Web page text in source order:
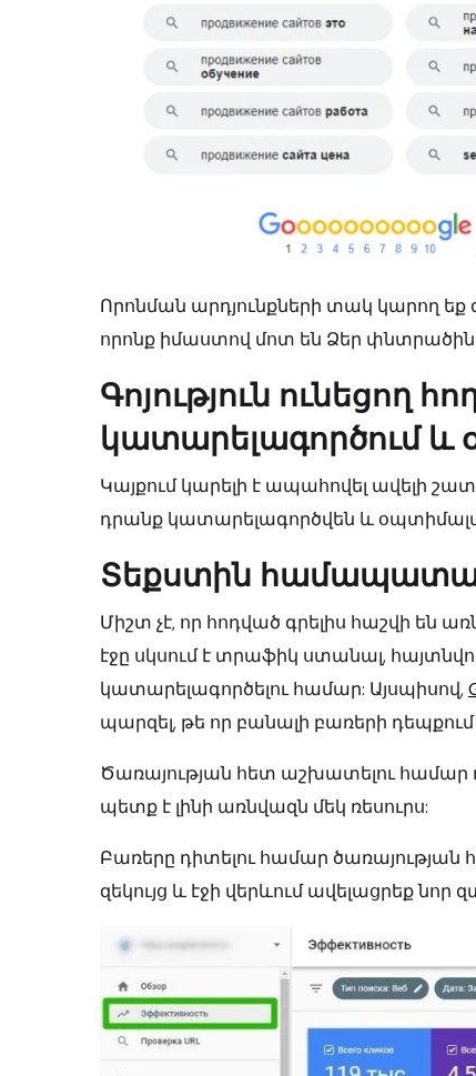
Որոնման արդյունքների տակ կարող
որոնք իմաստով մոտ են Ձեր
Գոյություն ունեցող
կատարելագործում և
Կայքում կարելի է ապահովել ավելի
դրանք կատարելագործվեն և
Տեքստին
Միշտ չէ, որ հոդված գրելիս հաշվի են
էջը սկսում է տրաֆիկ ստանալ,
կատարելագործելու համար: Այսպիսով,
պարզել, թե որ բանալի բառերի դեպքում
Ծառայության հետ աշխատելու համար
պետք է լինի առնվազն մեկ ռեսուրս:
Բառերը դիտելու համար
զեկույց և էջի վերևում ավելացրեք նոր